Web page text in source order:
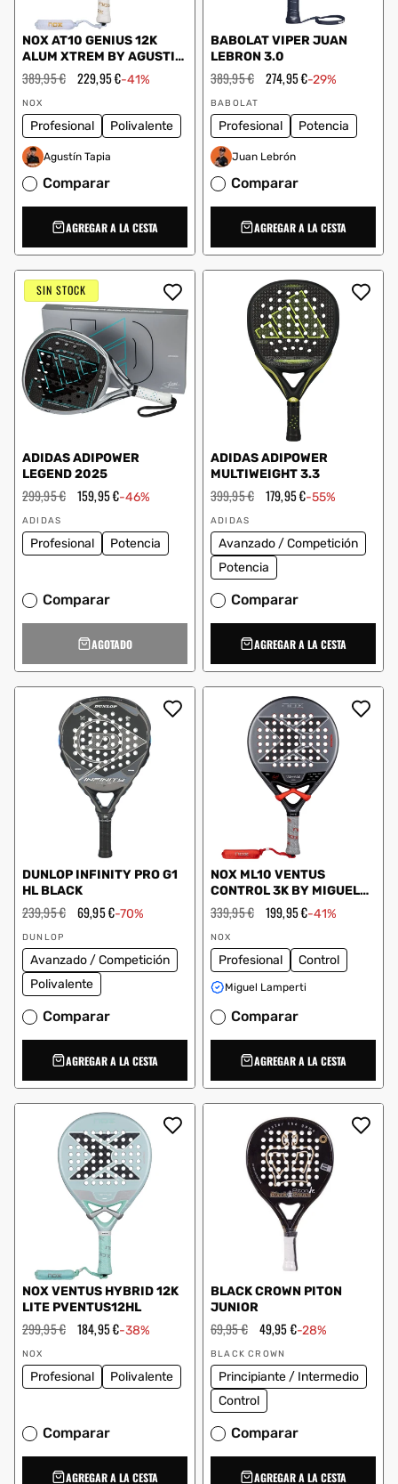
NOX AT10 GENIUS 12K
ALUM XTREM BY AGUSTIN
TAPIA 2026
Precio
habitual
389,95 € Precio
229,95 €-41%
Proveedor:
NOX
Profesional Polivalente
Agustín Tapia
Comparar
AGREGAR A LA CESTA
BABOLAT VIPER JUAN
LEBRON 3.0
Precio
habitual
389,95 € Precio
274,95 €-29%
Proveedor:
BABOLAT
Profesional Potencia
Juan Lebrón
Comparar
AGREGAR A LA CESTA
SIN STOCK
ADIDAS ADIPOWER
LEGEND 2025
Precio
habitual
299,95 € Precio
159,95 €-46%
Proveedor:
ADIDAS
Profesional Potencia
Comparar
AGOTADO
ADIDAS ADIPOWER
MULTIWEIGHT 3.3
Precio
habitual
399,95 € Precio
179,95 €-55%
Proveedor:
ADIDAS
Avanzado / Competición
Potencia
Comparar
AGREGAR A LA CESTA
DUNLOP INFINITY PRO G1
HL BLACK
Precio
habitual
239,95 € Precio
69,95 €-70%
Proveedor:
DUNLOP
Avanzado / Competición
Polivalente
Comparar
AGREGAR A LA CESTA
NOX ML10 VENTUS
CONTROL 3K BY MIGUEL
LAMPERTI 2026
Precio
habitual
339,95 € Precio
199,95 €-41%
Proveedor:
NOX
Profesional Control
Miguel Lamperti
Comparar
AGREGAR A LA CESTA
NOX VENTUS HYBRID 12K
LITE PVENTUS12HL
Precio
habitual
299,95 € Precio
de
184,95 €-38%
Proveedor:
NOX
Profesional Polivalente
Comparar
AGREGAR A LA CESTA
BLACK CROWN PITON
JUNIOR
Precio
habitual
69,95 € Precio
oferta
49,95 €-28%
Proveedor:
BLACK CROWN
Principiante / Intermedio
Control
Comparar
AGREGAR A LA CESTA